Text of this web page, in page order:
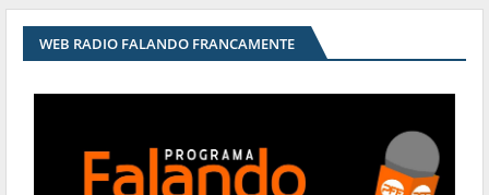
WEB RADIO FALANDO FRANCAMENTE